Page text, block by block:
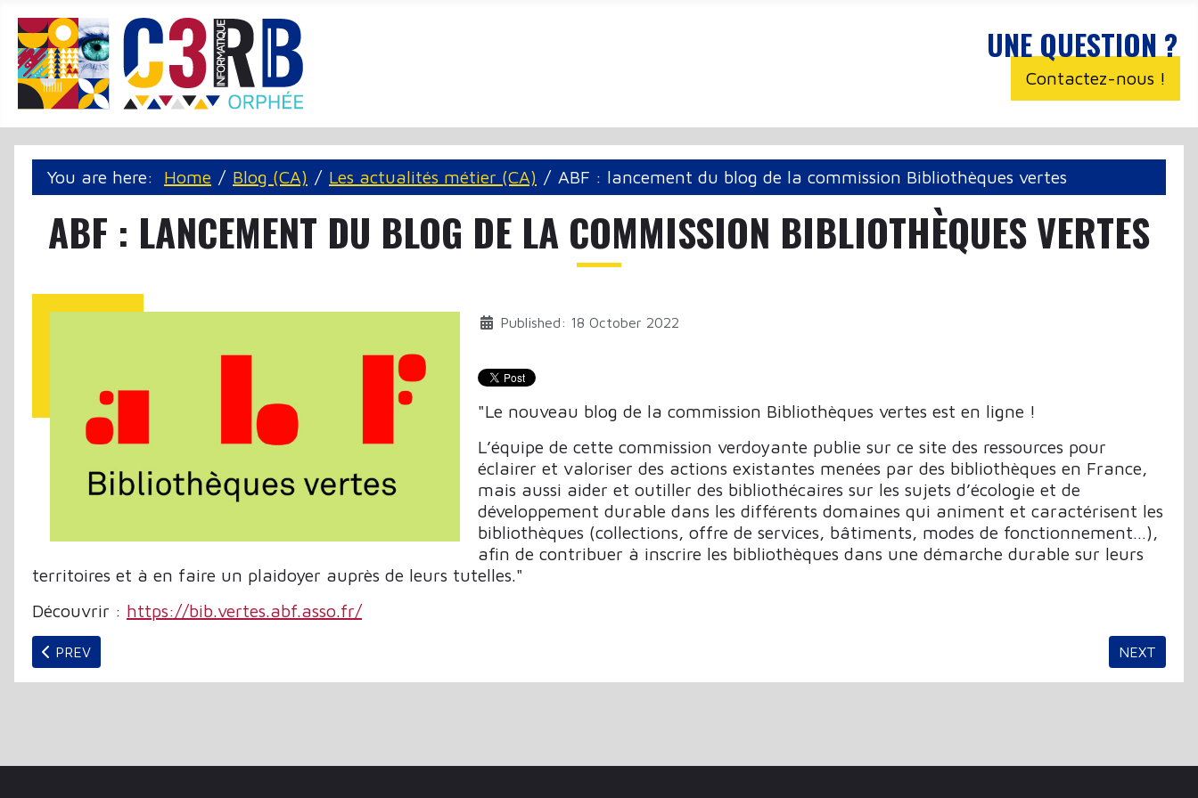
UNE QUESTION ?
Contactez-nous !
You are here: Home Blog (CA) Les actualités métier (CA) ABF : lancement du blog de la commission Bibliothèques vertes
ABF : LANCEMENT DU BLOG DE LA COMMISSION BIBLIOTHÈQUES VERTES
Published: 18 October 2022
"Le nouveau blog de la commission Bibliothèques vertes est en ligne !
L’équipe de cette commission verdoyante publie sur ce site des ressources pour
éclairer et valoriser des actions existantes menées par des bibliothèques en France,
mais aussi aider et outiller des bibliothécaires sur les sujets d’écologie et de
développement durable dans les différents domaines qui animent et caractérisent les
bibliothèques (collections, offre de services, bâtiments, modes de fonctionnement…),
afin de contribuer à inscrire les bibliothèques dans une démarche durable sur leurs
territoires et à en faire un plaidoyer auprès de leurs tutelles."
Découvrir : https://bib.vertes.abf.asso.fr/
PREVIOUS ARTICLE: AR(ABES)QUES NUMÉRO 107 | 2022 - L'INTELLIGENCE ARTIFICIELLE
PREV NEXT
NEXT